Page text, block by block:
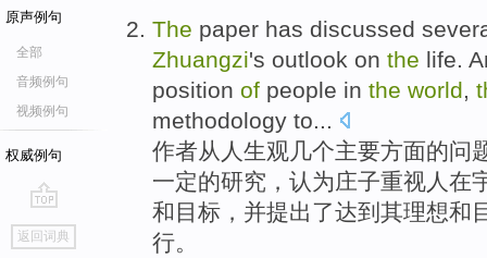
原声例句
全部
音频例句
视频例句
权威例句
go
top
返回词典
The paper has discussed
Zhuangzi's outlook on the life.
position of people in the world,
methodology to...
作者从 人生观几个主要方面的问
一定的研究，认为庄子重视人 在
和 目标 ，并提出了达到其理想和
行。